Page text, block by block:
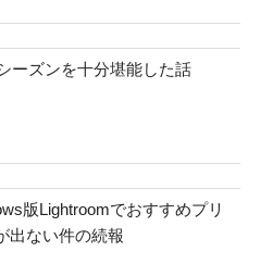
ーズンを十分堪能した話
版Lightroomでおすすめプリ
出ない件の続報